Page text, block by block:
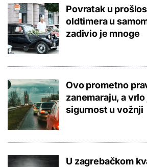
Povratak u
oldtimera u
zadivio je mnoge
Ovo prometno
zanemaraju, a
sigurnost u vožnji
U zagrebačkom